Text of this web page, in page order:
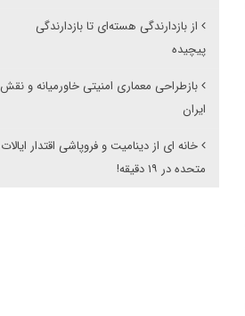
از بازدارندگی هسته‌ای تا بازدارندگی
پیچیده
بازطراحی معماری امنیتی خاورمیانه و نقش
ایران
خانه ای از دینامیت و فروپاشی اقتدار ایالات
متحده در ۱۹ دقیقه!